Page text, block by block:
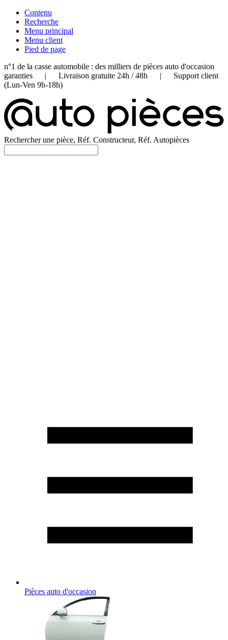
Contenu
Recherche
Menu principal
Menu client
Pied de page
n°1 de la casse automobile : des milliers de pièces auto d'occasion
garanties | Livraison gratuite 24h / 48h | Support client
(Lun-Ven 9h-18h)
Rechercher une pièce, Réf. Constructeur, Réf. Autopièces
Pièces auto d'occasion